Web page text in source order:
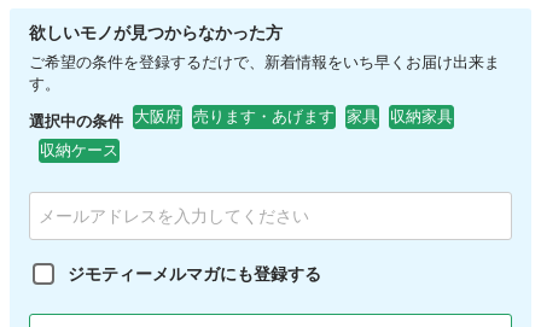
欲しいモノが見つからなかった方
ご希望の条件を登録するだけで、新着情報をいち早くお届け出来ま
す。
選択中の条件 大阪府 売ります・あげます 家具
収納家具
収納ケース
ジモティーメルマガにも登録する